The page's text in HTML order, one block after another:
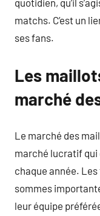
quotidien, qu’il
matchs. C’est un
ses fans.
Les
marché
Le marché des
marché lucratif qui
chaque année.
sommes
leur équipe